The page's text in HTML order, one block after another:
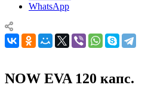
WhatsApp
NOW EVA 120 капс.